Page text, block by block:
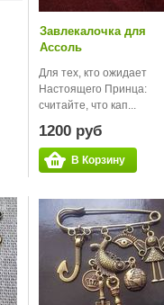
Завлекалочка для
Ассоль
Для тех, кто ожидает
Настоящего Принца:
считайте, что кап...
1200 руб
В Корзину